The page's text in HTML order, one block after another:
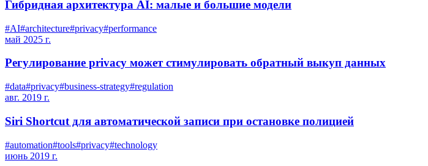
Гибридная архитектура AI: малые и большие модели
#AI#architecture#privacy#performance
май 2025 г.
Регулирование privacy может стимулировать обратный выкуп данных
#data#privacy#business-strategy#regulation
авг. 2019 г.
Siri Shortcut для автоматической записи при остановке полицией
#automation#tools#privacy#technology
июнь 2019 г.